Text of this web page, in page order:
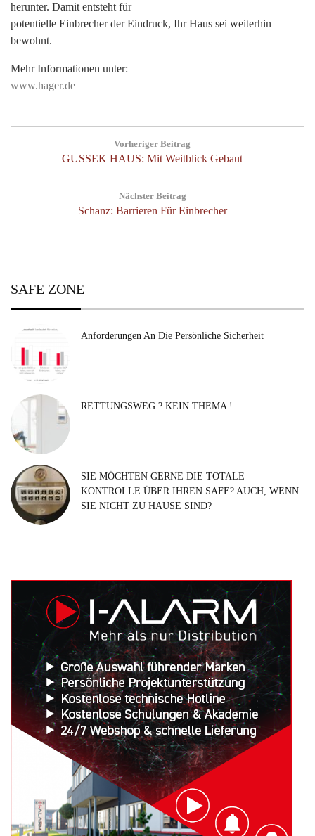
herunter. Damit entsteht für
potentielle Einbrecher der Eindruck, Ihr Haus sei weiterhin
bewohnt.
Mehr Informationen unter:
www.hager.de
Vorheriger Beitrag
Previous
GUSSEK HAUS: Mit Weitblick Gebaut
Nächster Beitrag
Next
Schanz: Barrieren Für Einbrecher
SAFE ZONE
Anforderungen An Die Persönliche Sicherheit
RETTUNGSWEG ? KEIN THEMA !
SIE MÖCHTEN GERNE DIE TOTALE
KONTROLLE ÜBER IHREN SAFE? AUCH, WENN
SIE NICHT ZU HAUSE SIND?